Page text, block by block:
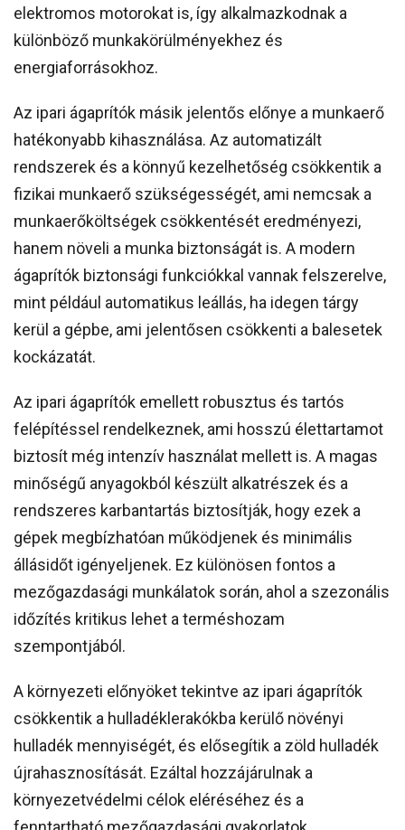
elektromos motorokat is, így alkalmazkodnak a
különböző munkakörülményekhez és
energiaforrásokhoz.
Az ipari ágaprítók másik jelentős előnye a munkaerő
hatékonyabb kihasználása. Az automatizált
rendszerek és a könnyű kezelhetőség csökkentik a
fizikai munkaerő szükségességét, ami nemcsak a
munkaerőköltségek csökkentését eredményezi,
hanem növeli a munka biztonságát is. A modern
ágaprítók biztonsági funkciókkal vannak felszerelve,
mint például automatikus leállás, ha idegen tárgy
kerül a gépbe, ami jelentősen csökkenti a balesetek
kockázatát.
Az ipari ágaprítók emellett robusztus és tartós
felépítéssel rendelkeznek, ami hosszú élettartamot
biztosít még intenzív használat mellett is. A magas
minőségű anyagokból készült alkatrészek és a
rendszeres karbantartás biztosítják, hogy ezek a
gépek megbízhatóan működjenek és minimális
állásidőt igényeljenek. Ez különösen fontos a
mezőgazdasági munkálatok során, ahol a szezonális
időzítés kritikus lehet a terméshozam
szempontjából.
A környezeti előnyöket tekintve az ipari ágaprítók
csökkentik a hulladéklerakókba kerülő növényi
hulladék mennyiségét, és elősegítik a zöld hulladék
újrahasznosítását. Ezáltal hozzájárulnak a
környezetvédelmi célok eléréséhez és a